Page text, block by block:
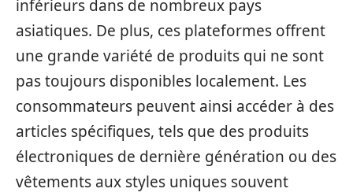
inférieurs dans de nombreux pays
asiatiques. De plus, ces plateformes offrent
une grande variété de produits qui ne sont
pas toujours disponibles localement. Les
consommateurs peuvent ainsi accéder à des
articles spécifiques, tels que des produits
électroniques de dernière génération ou des
vêtements aux styles uniques souvent